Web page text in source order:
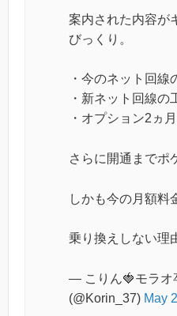
案内された内容が
びっくり。
・今のネット回線
・新ネット回線の
・オプション2ヵ
さらに開通までポ
しかも今の月額料
乗り換えしない理
— こりん🍓モラオ
(@Korin_37) May